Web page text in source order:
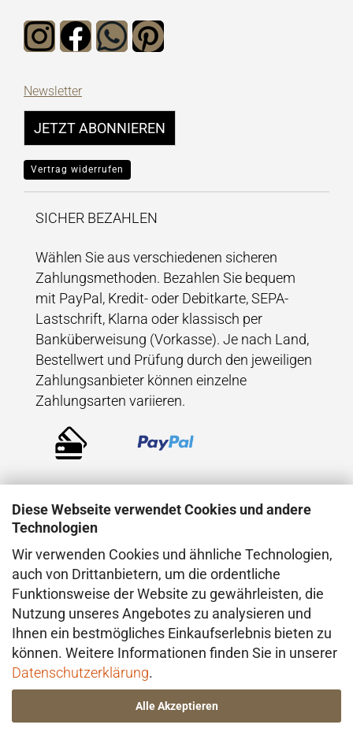
Diese Webseite verwendet Cookies und andere
Technologien
Wir verwenden Cookies und ähnliche Technologien,
auch von Drittanbietern, um die ordentliche
Funktionsweise der Website zu gewährleisten, die
Nutzung unseres Angebotes zu analysieren und
Ihnen ein bestmögliches Einkaufserlebnis bieten zu
können. Weitere Informationen finden Sie in unserer
Datenschutzerklärung.
Alle Akzeptieren
Newsletter
JETZT ABONNIEREN
Vertrag widerrufen
SICHER BEZAHLEN
Wählen Sie aus verschiedenen sicheren
Zahlungsmethoden. Bezahlen Sie bequem
mit PayPal, Kredit- oder Debitkarte, SEPA-
Lastschrift, Klarna oder klassisch per
Banküberweisung (Vorkasse). Je nach Land,
Bestellwert und Prüfung durch den jeweiligen
Zahlungsanbieter können einzelne
Zahlungsarten variieren.
VERSAND
Der Versand erfolgt direkt aus dem Atelier in
Konstanz (Deutschland), in der Regel mit
DHL. Bei besonderen Anforderungen –
insbesondere im Hinblick auf den Wert oder
die Beschaffenheit der Ware – erfolgt der
Versand ggf. über einen anderen geeigneten